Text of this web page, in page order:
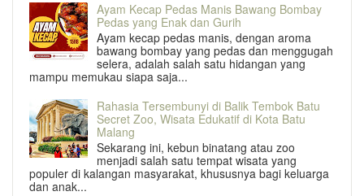
Ayam Kecap Pedas Manis Bawang Bombay
Pedas yang Enak dan Gurih
Ayam kecap pedas manis, dengan aroma
bawang bombay yang pedas dan menggugah
selera, adalah salah satu hidangan yang
mampu memukau siapa saja...
Rahasia Tersembunyi di Balik Tembok Batu
Secret Zoo, Wisata Edukatif di Kota Batu
Malang
Sekarang ini, kebun binatang atau zoo
menjadi salah satu tempat wisata yang
populer di kalangan masyarakat, khususnya bagi keluarga
dan anak...